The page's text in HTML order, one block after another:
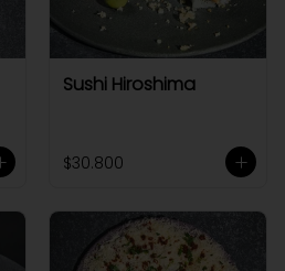
Sushi Hiroshima
$30.800